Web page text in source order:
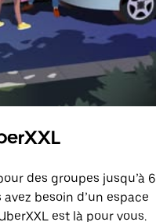
des groupes jusqu’à 6
besoin d’un espace
est là pour vous.